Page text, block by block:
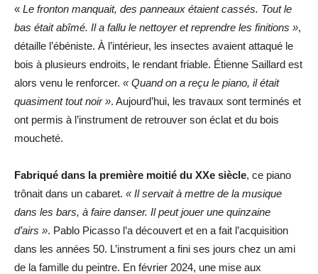
« Le fronton manquait, des panneaux étaient cassés. Tout le
bas était abîmé. Il a fallu le nettoyer et reprendre les finitions »,
détaille l’ébéniste. À l’intérieur, les insectes avaient attaqué le
bois à plusieurs endroits, le rendant friable. Étienne Saillard est
alors venu le renforcer. « Quand on a reçu le piano, il était
quasiment tout noir ». Aujourd’hui, les travaux sont terminés et
ont permis à l’instrument de retrouver son éclat et du bois
moucheté.
Fabriqué dans la première moitié du XXe siècle, ce piano
trônait dans un cabaret. « Il servait à mettre de la musique
dans les bars, à faire danser. Il peut jouer une quinzaine
d’airs ». Pablo Picasso l’a découvert et en a fait l’acquisition
dans les années 50. L’instrument a fini ses jours chez un ami
de la famille du peintre. En février 2024, une mise aux